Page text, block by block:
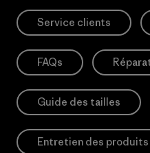
Service clients
FAQs
Guide des tailles
Entretien des produits